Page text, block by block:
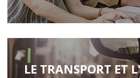
LE TRANSPORT ET